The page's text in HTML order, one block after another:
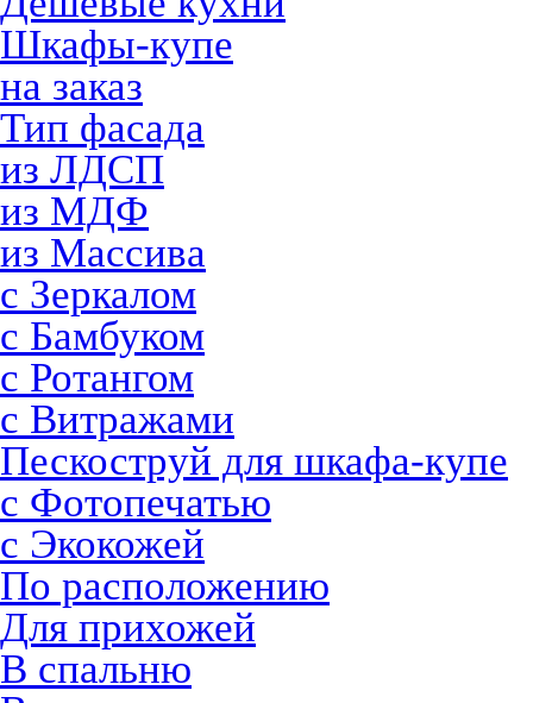
Шкафы-купе
на заказ
Тип фасада
из ЛДСП
из МДФ
из Массива
с Зеркалом
с Бамбуком
с Ротангом
с Витражами
Пескоструй для шкафа-купе
с Фотопечатью
с Экокожей
По расположению
Для прихожей
В спальню